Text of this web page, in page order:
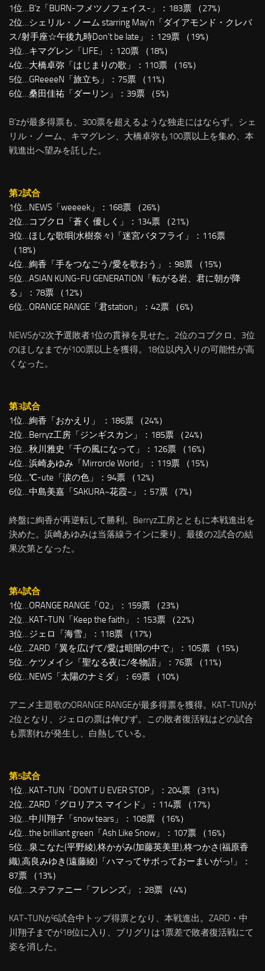
1位…B’z「BURN-フメツノフェイス-」：183票 （27%）
2位…シェリル・ノーム starring May’n「ダイアモンド・クレバ
ス/射手座☆午後九時Don’t be late」：129票 （19%）
3位…キマグレン「LIFE」：120票 （18%）
4位…大橋卓弥「はじまりの歌」：110票 （16%）
5位…GReeeeN「旅立ち」：75票 （11%）
6位…桑田佳祐「ダーリン」：39票 （5%）
B’zが最多得票も、300票を超えるような独走にはならず。シェ
リル・ノーム、キマグレン、大橋卓弥も100票以上を集め、本
戦進出へ望みを託した。
第2試合
1位…NEWS「weeeek」：168票 （26%）
2位…コブクロ「蒼く 優しく」：134票 （21%）
3位…ほしな歌唄(水樹奈々)「迷宮バタフライ」：116票
（18%）
4位…絢香「手をつなごう/愛を歌おう」：98票 （15%）
5位…ASIAN KUNG-FU GENERATION「転がる岩、君に朝が降
る」：78票 （12%）
6位…ORANGE RANGE「君station」：42票 （6%）
NEWSが2次予選敗者1位の貫禄を見せた。2位のコブクロ、3位
のほしなまでが100票以上を獲得。18位以内入りの可能性が高
くなった。
第3試合
1位…絢香「おかえり」 ：186票 （24%）
2位…Berryz工房「ジンギスカン」：185票 （24%）
3位…秋川雅史「千の風になって」：126票 （16%）
4位…浜崎あゆみ「Mirrorcle World」：119票 （15%）
5位…℃-ute「涙の色」：94票 （12%）
6位…中島美嘉「SAKURA~花霞~」：57票 （7%）
終盤に絢香が再逆転して勝利。Berryz工房とともに本戦進出を
決めた。浜崎あゆみは当落線ラインに乗り、最後の2試合の結
果次第となった。
第4試合
1位…ORANGE RANGE「O2」：159票 （23%）
2位…KAT-TUN「Keep the faith」：153票 （22%）
3位…ジェロ「海雪」：118票 （17%）
4位…ZARD「翼を広げて/愛は暗闇の中で」：105票 （15%）
5位…ケツメイシ「聖なる夜に/冬物語」：76票 （11%）
6位…NEWS「太陽のナミダ」：69票 （10%）
アニメ主題歌のORANGE RANGEが最多得票を獲得。KAT-TUNが
2位となり、ジェロの票は伸びず。この敗者復活戦はどの試合
も票割れが発生し、白熱している。
第5試合
1位…KAT-TUN「DON’T U EVER STOP」：204票 （31%）
2位…ZARD「グロリアス マインド」：114票 （17%）
3位…中川翔子「snow tears」：108票 （16%）
4位…the brilliant green「Ash Like Snow」：107票 （16%）
5位…泉こなた(平野綾),柊かがみ(加藤英美里),柊つかさ(福原香
織),高良みゆき(遠藤綾)「ハマってサボっておーまいがっ!」：
87票 （13%）
6位…ステファニー「フレンズ」：28票 （4%）
KAT-TUNが6試合中トップ得票となり、本戦進出。ZARD・中
川翔子までが18位に入り、ブリグリは1票差で敗者復活戦にて
姿を消した。